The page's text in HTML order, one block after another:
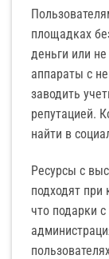
площадках
деньги или
аппараты с
заводить
репутацией.
найти в
Ресурсы с
подходят
что подарки